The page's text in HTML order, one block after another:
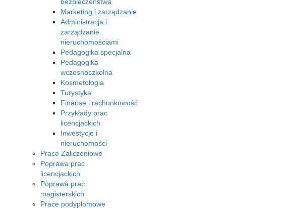
Marketing i zarządzanie
Administracja i
zarządzanie
nieruchomościami
Pedagogika specjalna
Pedagogika
wczesnoszkolna
Kosmetologia
Turystyka
Finanse i rachunkowość
Przykłady prac
licencjackich
Inwestycje i
nieruchomości
Prace Zaliczeniowe
Poprawa prac
licencjackich
Poprawa prac
magisterskich
Prace podyplomowe